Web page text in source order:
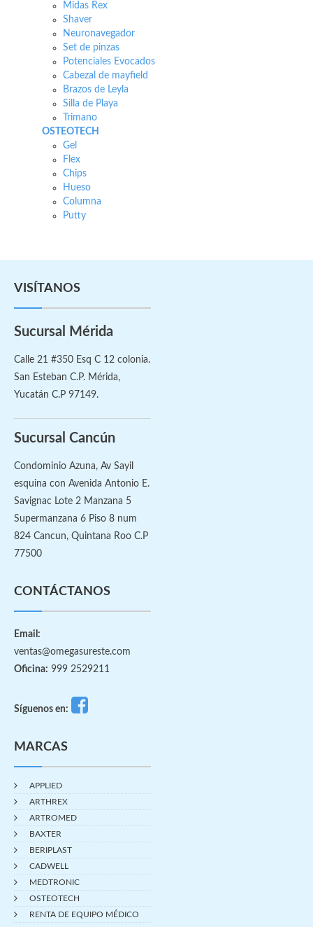
Midas Rex
Shaver
Neuronavegador
Set de pinzas
Potenciales Evocados
Cabezal de mayfield
Brazos de Leyla
Silla de Playa
Trimano
OSTEOTECH
Gel
Flex
Chips
Hueso
Columna
Putty
VISÍTANOS
Sucursal Mérida
Calle 21 #350 Esq C 12 colonia.
San Esteban C.P. Mérida,
Yucatán C.P 97149.
Sucursal Cancún
Condominio Azuna, Av Sayil
esquina con Avenida Antonio E.
Savignac Lote 2 Manzana 5
Supermanzana 6 Piso 8 num
824 Cancun, Quintana Roo C.P
77500
CONTÁCTANOS
Email:
ventas@omegasureste.com
Oficina: 999 2529211
Síguenos en:
MARCAS
APPLIED
ARTHREX
ARTROMED
BAXTER
BERIPLAST
CADWELL
MEDTRONIC
OSTEOTECH
RENTA DE EQUIPO MÉDICO